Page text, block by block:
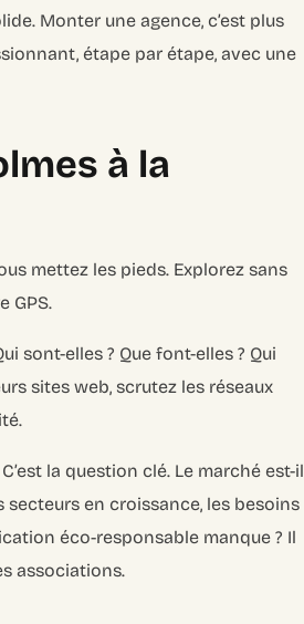
Monter une agence, c’est plus
étape par étape, avec une
à la
mettez les pieds. Explorez sans
GPS.
sont-elles ? Que font-elles ? Qui
sites web, scrutez les réseaux
C’est la question clé. Le marché est-il
en croissance, les besoins
éco-responsable manque ? Il
associations.